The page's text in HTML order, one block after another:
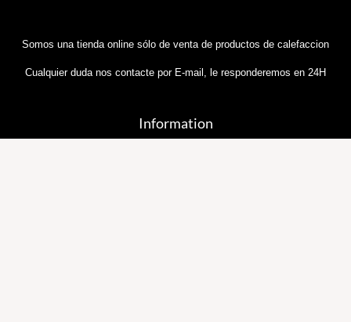
Somos una tienda online sólo de venta de productos de calefaccion
Cualquier duda nos contacte por E-mail, le responderemos en 24H
Information